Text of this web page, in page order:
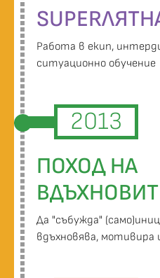
Работа в екип,
ситуационно обучение
2013
ПОХОД НА
Да "събужда"
вдъхновява, мотивира